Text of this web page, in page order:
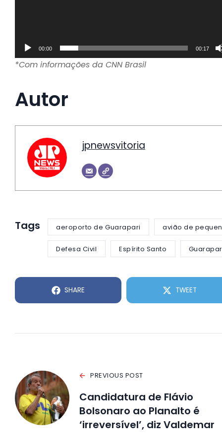
00:00 00:17
*Com informações da CNN Brasil
Autor
jpnewsvitoria
Tags aeroporto de Guarapari avião de
Defesa Civil Espírito Santo
SHARE TWEET
PREVIOUS POST
Candidatura de Flávio
Bolsonaro ao Planalto é
‘irreversível’, diz Valdemar